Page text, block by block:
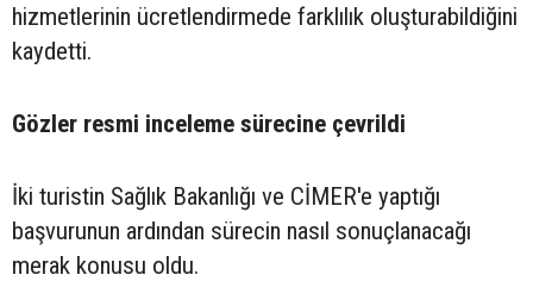
hizmetlerinin ücretlendirmede farklılık oluşturabildiğini
kaydetti.
Gözler resmi inceleme sürecine çevrildi
İki turistin Sağlık Bakanlığı ve CİMER'e yaptığı
başvurunun ardından sürecin nasıl sonuçlanacağı
merak konusu oldu.